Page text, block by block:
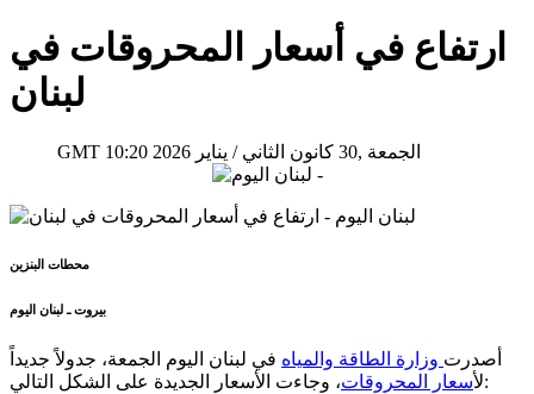
ارتفاع في أسعار المحروقات في
لبنان
GMT 10:20 2026 الجمعة ,30 كانون الثاني / يناير
محطات البنزين
بيروت ـ لبنان اليوم
أصدرت وزارة الطاقة والمياه في لبنان اليوم الجمعة، جدولاً جديداً
لأسعار المحروقات ، وجاءت الأسعار الجديدة على الشكل التالي: